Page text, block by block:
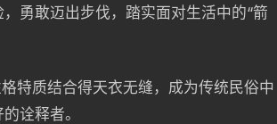
勇敢迈出步伐，踏实面对生活中的“箭
特质结合得天衣无缝，成为传统民俗中
诠释者。